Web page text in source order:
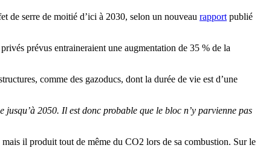
de serre de moitié d’ici à 2030, selon un nouveau rapport publié
prévus entraineraient une augmentation de 35 % de la
comme des gazoducs, dont la durée de vie est d’une
2050. Il est donc probable que le bloc n’y parvienne pas
il produit tout de même du CO2 lors de sa combustion. Sur le